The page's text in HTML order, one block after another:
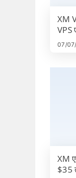
XM
VPS
07/
XM
$35